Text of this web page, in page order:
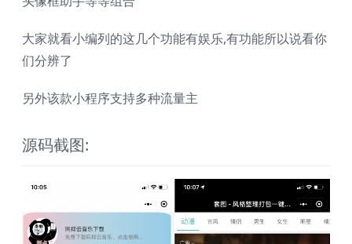
大家就看小编列的这几个功能有娱乐,有功能所以说看你
们分辨了
另外该款小程序支持多种流量主
源码截图: